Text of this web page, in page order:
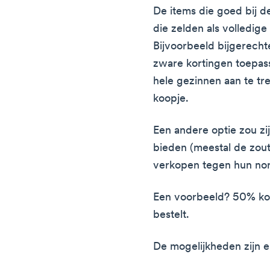
De items die goed bij
die zelden als
Bijvoorbeeld
zware kortingen
hele gezinnen aan te
koopje.
Een andere optie zou
bieden (meestal de
verkopen tegen hun
Een voorbeeld? 50%
bestelt.
De mogelijkheden zijn